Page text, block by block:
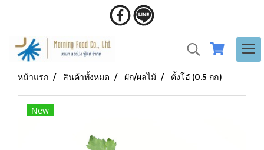
หน้าแรก สินค้าทั้งหมด ผัก/ผลไม้ ตั้งโอ๋ (0.5 กก)
New